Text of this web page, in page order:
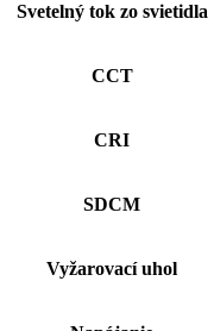
Svetelný tok zo svietidla
CCT
CRI
SDCM
Vyžarovací uhol